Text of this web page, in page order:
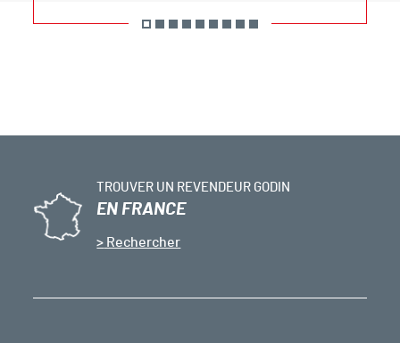
TROUVER UN REVENDEUR GODIN
EN FRANCE
Rechercher